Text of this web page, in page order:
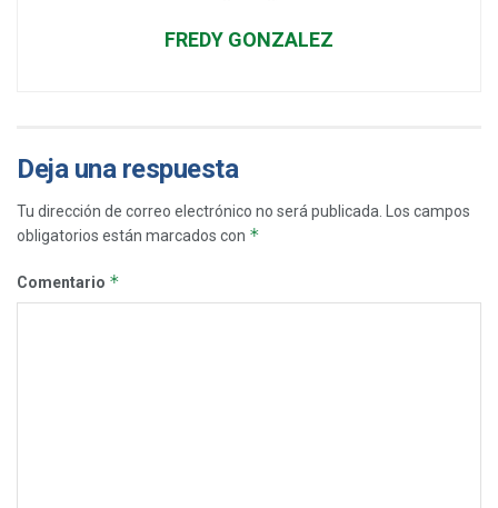
FREDY GONZALEZ
Deja una respuesta
Tu dirección de correo electrónico no será publicada.
Los campos
obligatorios están marcados con *
Comentario *